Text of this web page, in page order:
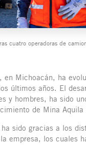
cuatro operadoras de
en Michoacán, ha
últimos años. El
y hombres, ha sido
de Mina
sido gracias a los
empresa, los cuales